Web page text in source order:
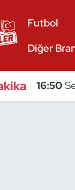
Futbol
Diğer
16:50